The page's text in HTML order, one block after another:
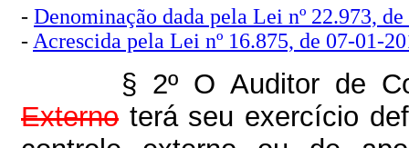
- Denominação dada pela Lei nº 22.973,
- Acrescida pela Lei nº 16.875, de 07-01-
§ 2º O Auditor de
Externo terá seu exercício